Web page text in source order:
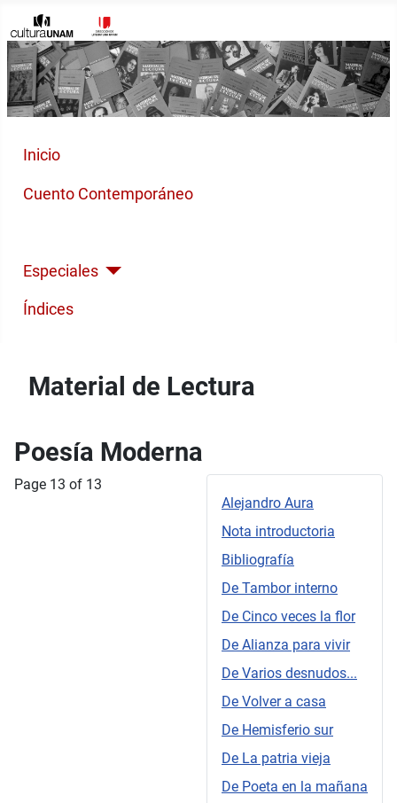
Inicio
Cuento Contemporáneo
Especiales
Índices
Material de Lectura
Poesía Moderna
Alejandro Aura
Nota introductoria
Bibliografía
De Tambor interno
De Cinco veces la flor
De Alianza para vivir
De Varios desnudos...
De Volver a casa
De Hemisferio sur
De La patria vieja
De Poeta en la mañana
Page 13 of 13